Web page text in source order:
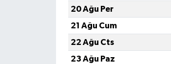
20 Ağu Per
21 Ağu Cum
22 Ağu Cts
23 Ağu Paz